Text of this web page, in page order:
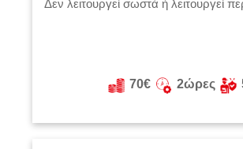
Δεν λειτουργεί σωστά ή λειτουργεί
70€ 2ώρες